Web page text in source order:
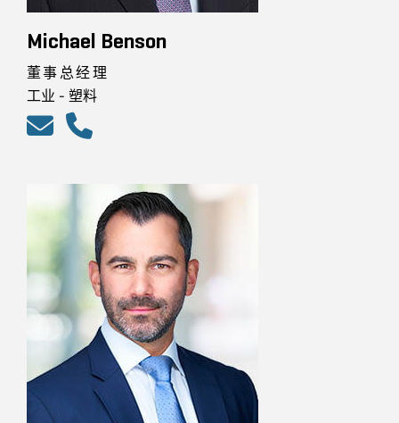
Michael Benson
董事总经理
工业 - 塑料